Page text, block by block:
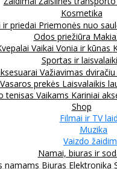
Kosmetika
ir priedai Priemonės nuo
Odos priežiūra
Vaikai Vonia ir kūnas
Sportas ir
Važiavimas dviračiu
Vasaros prekės Laisvalaikis
tenisas Vaikams Kariniai
Shop
Filmai ir TV
Muzika
Vaizdo
Namai, biuras ir
namams Biuras Elektronika